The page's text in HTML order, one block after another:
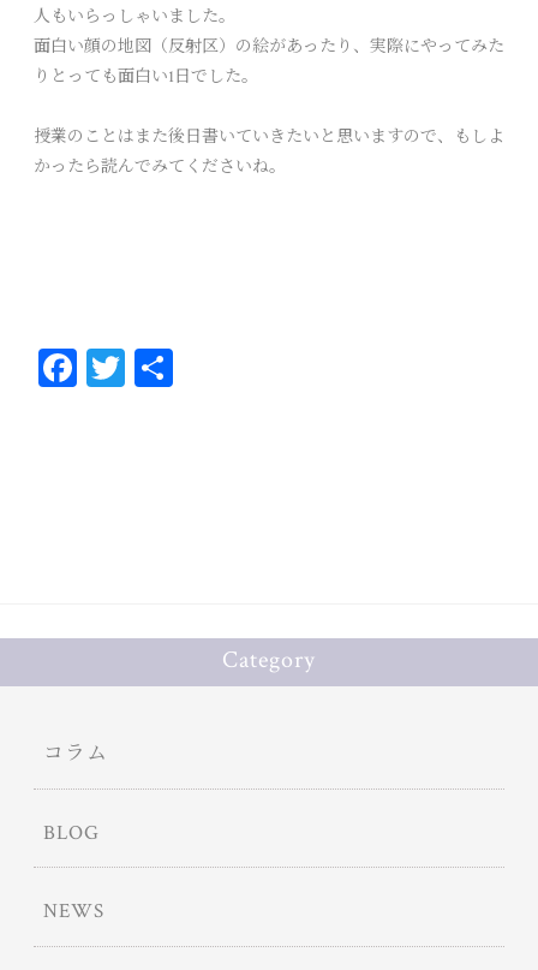
人もいらっしゃいました。
面白い顔の地図（反射区）の絵があったり、実際にやってみた
りとっても面白い1日でした。
授業のことはまた後日書いていきたいと思いますので、もしよ
かったら読んでみてくださいね。
Fa T
Category
コラム
BLOG
NEWS